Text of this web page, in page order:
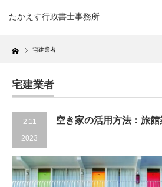
たかえす行政書士事務所
Home 宅建業者
宅建業者
2.11
2023
空き家の活用方法：旅